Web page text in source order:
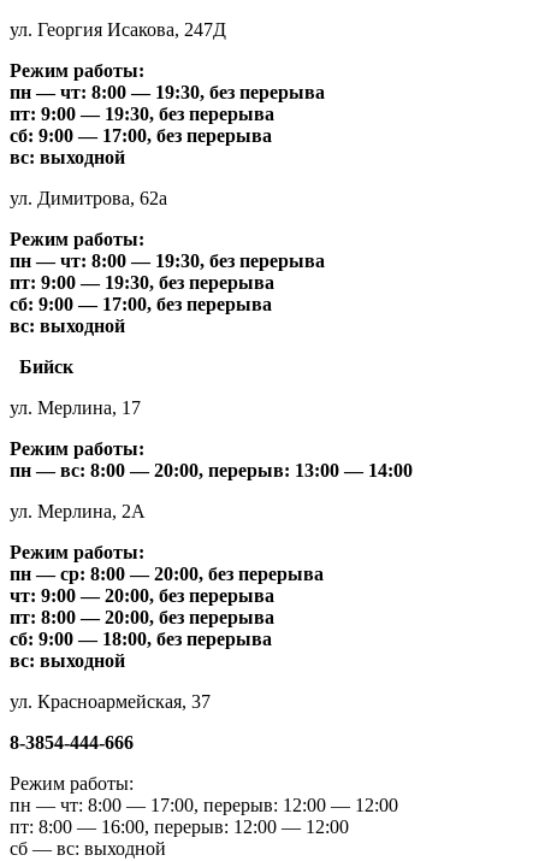
ул. Георгия Исакова, 247Д
Режим работы:
пн — чт: 8:00 — 19:30, без перерыва
пт: 9:00 — 19:30, без перерыва
сб: 9:00 — 17:00, без перерыва
вс: выходной
ул. Димитрова, 62а
Режим работы:
пн — чт: 8:00 — 19:30, без перерыва
пт: 9:00 — 19:30, без перерыва
сб: 9:00 — 17:00, без перерыва
вс: выходной
Бийск
ул. Мерлина, 17
Режим работы:
пн — вс: 8:00 — 20:00, перерыв: 13:00 — 14:00
ул. Мерлина, 2A
Режим работы:
пн — ср: 8:00 — 20:00, без перерыва
чт: 9:00 — 20:00, без перерыва
пт: 8:00 — 20:00, без перерыва
сб: 9:00 — 18:00, без перерыва
вс: выходной
ул. Красноармейская, 37
8-3854-444-666
Режим работы:
пн — чт: 8:00 — 17:00, перерыв: 12:00 — 12:00
пт: 8:00 — 16:00, перерыв: 12:00 — 12:00
сб — вс: выходной